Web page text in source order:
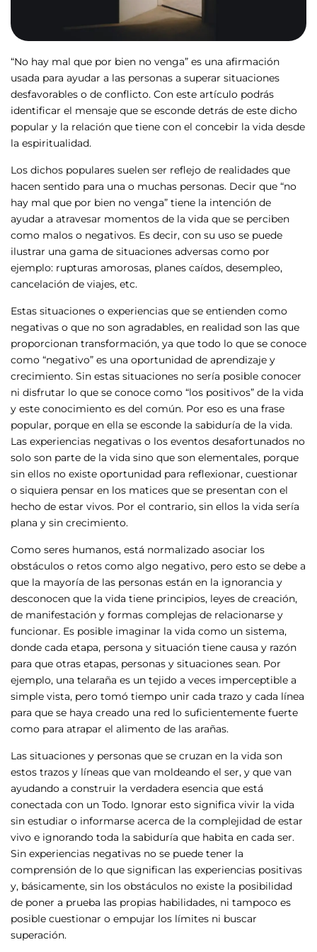
“No hay mal que por bien no venga” es una afirmación
usada para ayudar a las personas a superar situaciones
desfavorables o de conflicto. Con este artículo podrás
identificar el mensaje que se esconde detrás de este dicho
popular y la relación que tiene con el concebir la vida desde
la espiritualidad.
Los dichos populares suelen ser reflejo de realidades que
hacen sentido para una o muchas personas. Decir que “no
hay mal que por bien no venga” tiene la intención de
ayudar a atravesar momentos de la vida que se perciben
como malos o negativos. Es decir, con su uso se puede
ilustrar una gama de situaciones adversas como por
ejemplo: rupturas amorosas, planes caídos, desempleo,
cancelación de viajes, etc.
Estas situaciones o experiencias que se entienden como
negativas o que no son agradables, en realidad son las que
proporcionan transformación, ya que todo lo que se conoce
como “negativo” es una oportunidad de aprendizaje y
crecimiento. Sin estas situaciones no sería posible conocer
ni disfrutar lo que se conoce como “los positivos” de la vida
y este conocimiento es del común. Por eso es una frase
popular, porque en ella se esconde la sabiduría de la vida.
Las experiencias negativas o los eventos desafortunados no
solo son parte de la vida sino que son elementales, porque
sin ellos no existe oportunidad para reflexionar, cuestionar
o siquiera pensar en los matices que se presentan con el
hecho de estar vivos. Por el contrario, sin ellos la vida sería
plana y sin crecimiento.
Como seres humanos, está normalizado asociar los
obstáculos o retos como algo negativo, pero esto se debe a
que la mayoría de las personas están en la ignorancia y
desconocen que la vida tiene principios, leyes de creación,
de manifestación y formas complejas de relacionarse y
funcionar. Es posible imaginar la vida como un sistema,
donde cada etapa, persona y situación tiene causa y razón
para que otras etapas, personas y situaciones sean. Por
ejemplo, una telaraña es un tejido a veces imperceptible a
simple vista, pero tomó tiempo unir cada trazo y cada línea
para que se haya creado una red lo suficientemente fuerte
como para atrapar el alimento de las arañas.
Las situaciones y personas que se cruzan en la vida son
estos trazos y líneas que van moldeando el ser, y que van
ayudando a construir la verdadera esencia que está
conectada con un Todo. Ignorar esto significa vivir la vida
sin estudiar o informarse acerca de la complejidad de estar
vivo e ignorando toda la sabiduría que habita en cada ser.
Sin experiencias negativas no se puede tener la
comprensión de lo que significan las experiencias positivas
y, básicamente, sin los obstáculos no existe la posibilidad
de poner a prueba las propias habilidades, ni tampoco es
posible cuestionar o empujar los límites ni buscar
superación.